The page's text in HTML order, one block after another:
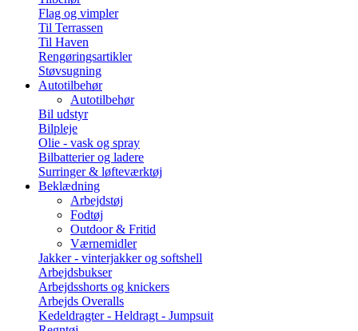
Flag og vimpler
Til Terrassen
Til Haven
Rengøringsartikler
Støvsugning
Autotilbehør
Autotilbehør
Bil udstyr
Bilpleje
Olie - vask og spray
Bilbatterier og ladere
Surringer & løfteværktøj
Beklædning
Arbejdstøj
Fodtøj
Outdoor & Fritid
Værnemidler
Jakker - vinterjakker og softshell
Arbejdsbukser
Arbejdsshorts og knickers
Arbejds Overalls
Kedeldragter - Heldragt - Jumpsuit